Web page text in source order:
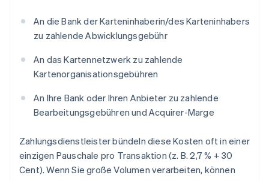
An die Bank der Karteninhaberin/des Karteninhabers
zu zahlende Abwicklungsgebühr
An das Kartennetzwerk zu zahlende
Kartenorganisationsgebühren
An Ihre Bank oder Ihren Anbieter zu zahlende
Bearbeitungsgebühren und Acquirer-Marge
Zahlungsdienstleister bündeln diese Kosten oft in einer
einzigen Pauschale pro Transaktion (z. B. 2,7 % + 30
Cent). Wenn Sie große Volumen verarbeiten, können